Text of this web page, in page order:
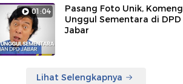
01:04
Pasang Foto Unik, Komeng
Unggul Sementara di DPD
Jabar
Lihat Selengkapnya